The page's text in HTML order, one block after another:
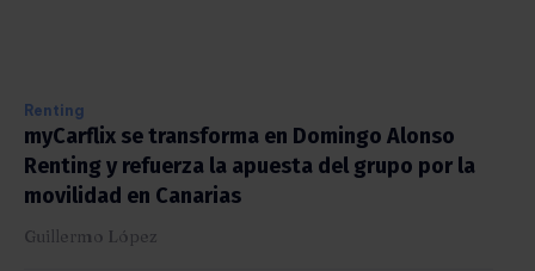
Renting
myCarflix se transforma en Domingo Alonso
Renting y refuerza la apuesta del grupo por la
movilidad en Canarias
Guillermo López